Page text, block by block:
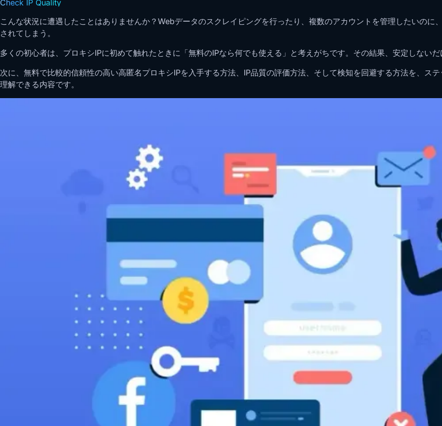
Check IP Quality
こんな状況に遭遇したことはありませんか？Webデータのスクレイピングを行ったり、複数のアカウントを管理したいの
されてしまう。
多くの初心者は、プロキシIPに初めて触れたときに「無料のIPなら何でも使える」と考えがちです。その結果、安定しない
次に、無料で比較的信頼性の高い高匿名プロキシIPを入手する方法、IP品質の評価方法、そして検知を回避する方法を、ス
理解できる内容です。